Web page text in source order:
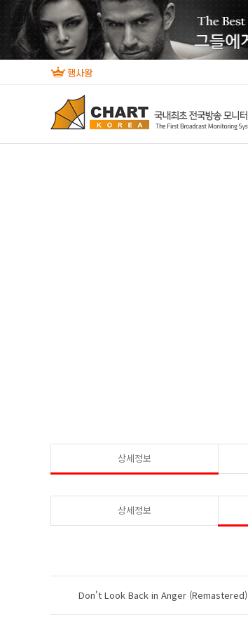
상세정보
상세정보
Don't Look Back in Anger (Remastered)